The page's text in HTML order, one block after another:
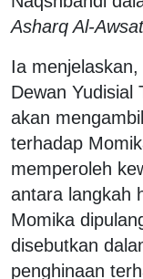
Asharq Al-
Ia
Dewan Yudisial
akan
terhadap
memperoleh
antara langkah
Momika
disebutkan
penghinaan